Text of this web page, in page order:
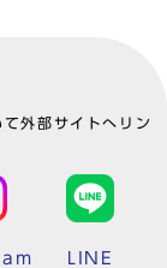
外部サイトへリン
LINE